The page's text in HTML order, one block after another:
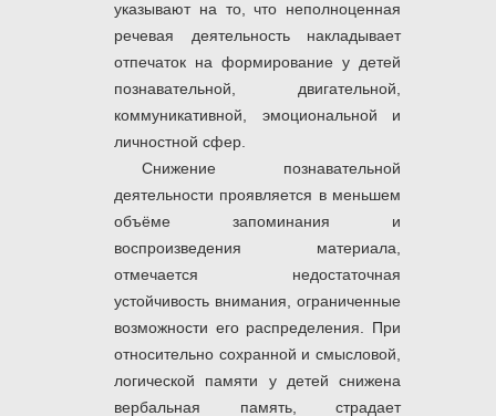
указывают на то, что неполноценная
речевая деятельность накладывает
отпечаток на формирование у детей
познавательной, двигательной,
коммуникативной, эмоциональной и
личностной сфер.
Снижение познавательной
деятельности проявляется в меньшем
объёме запоминания и
воспроизведения материала,
отмечается недостаточная
устойчивость внимания, ограниченные
возможности его распределения. При
относительно сохранной и смысловой,
логической памяти у детей снижена
вербальная память, страдает